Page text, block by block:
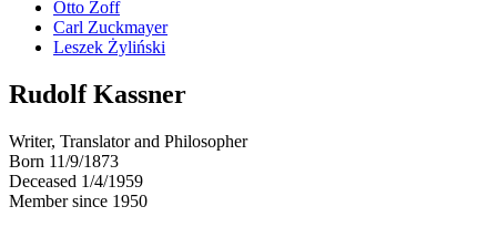
Otto Zoff
Carl Zuckmayer
Leszek Żyliński
Rudolf Kassner
Writer, Translator and Philosopher
Born 11/9/1873
Deceased 1/4/1959
Member since 1950